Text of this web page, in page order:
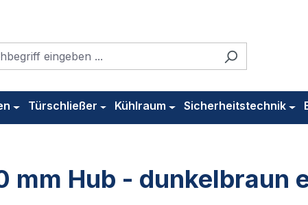
Türschließer Kühlraum Sicherheitstechnik
mm Hub - dunkelbraun